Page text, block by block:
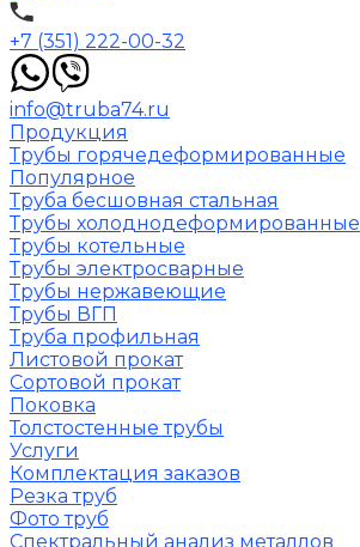
+7 (351) 222-00-32
info@truba74.ru
Продукция
Трубы горячедеформированные
Популярное
Труба бесшовная стальная
Трубы холоднодеформированные
Трубы котельные
Трубы электросварные
Трубы нержавеющие
Трубы ВГП
Труба профильная
Листовой прокат
Сортовой прокат
Поковка
Толстостенные трубы
Услуги
Комплектация заказов
Резка труб
Фото труб
Спектральный анализ металлов